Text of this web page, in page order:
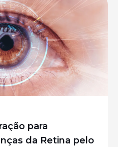
para
da Retina pelo